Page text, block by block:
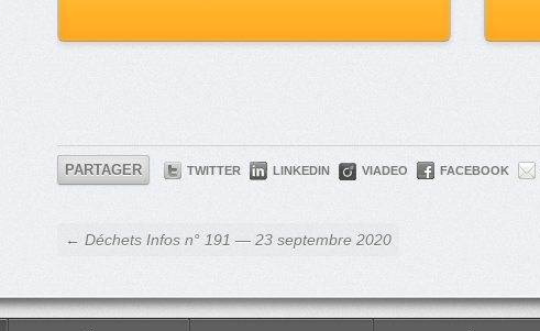
PARTAGER TWITTER LINKEDIN VIADEO FACEBOOK
← Déchets Infos n° 191 — 23 septembre 2020